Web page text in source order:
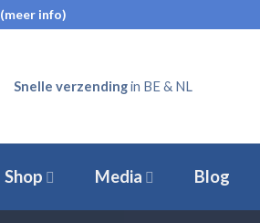
(meer info)
Snelle verzendingin BE & NL
Shop Media Blog